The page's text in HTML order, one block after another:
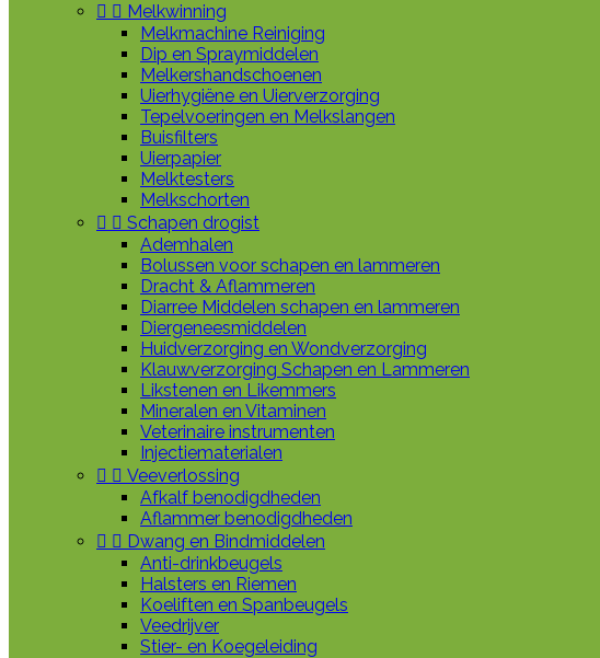
  Melkwinning
Melkmachine Reiniging
Dip en Spraymiddelen
Melkershandschoenen
Uierhygiëne en Uierverzorging
Tepelvoeringen en Melkslangen
Buisfilters
Uierpapier
Melktesters
Melkschorten
  Schapen drogist
Ademhalen
Bolussen voor schapen en lammeren
Dracht & Aflammeren
Diarree Middelen schapen en lammeren
Diergeneesmiddelen
Huidverzorging en Wondverzorging
Klauwverzorging Schapen en Lammeren
Likstenen en Likemmers
Mineralen en Vitaminen
Veterinaire instrumenten
Injectiematerialen
  Veeverlossing
Afkalf benodigdheden
Aflammer benodigdheden
  Dwang en Bindmiddelen
Anti-drinkbeugels
Halsters en Riemen
Koeliften en Spanbeugels
Veedrijver
Stier- en Koegeleiding